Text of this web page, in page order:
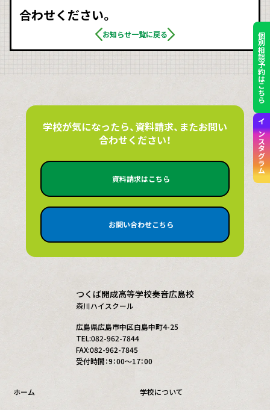
個別相談予約はこちら
インスタグラム
合わせください。
お知らせ一覧に戻る
学校が気になったら、資料請求、またお問い
合わせください！
資料請求はこちら
お問い合わせこちら
つくば開成高等学校奏音広島校
森川ハイスクール
広島県広島市中区白島中町4-25
TEL:082-962-7844
FAX:082-962-7845
受付時間：9：00～17：00
ホーム 学校について